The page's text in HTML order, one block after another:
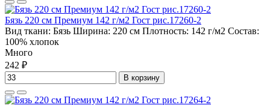
Бязь 220 см Премиум 142 г/м2 Гост рис.17260-2
Вид ткани: Бязь Ширина: 220 см Плотность: 142 г/м2 Состав:
100% хлопок
Много
242 ₽
В корзину